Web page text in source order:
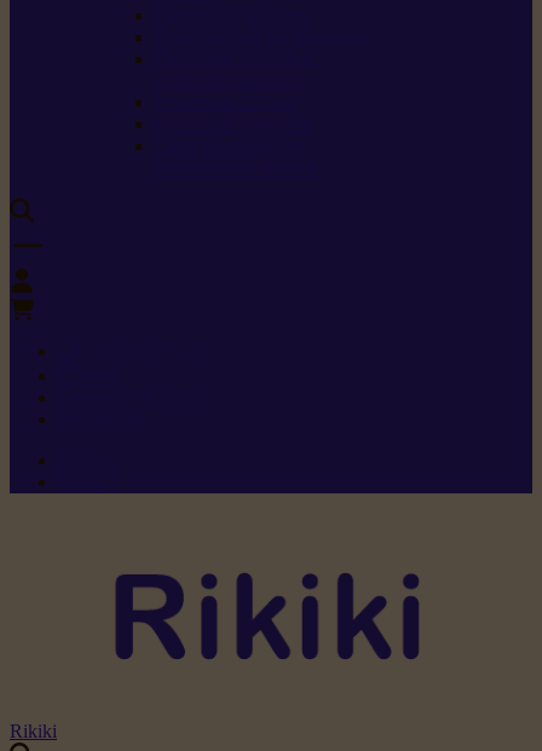
Rikiki